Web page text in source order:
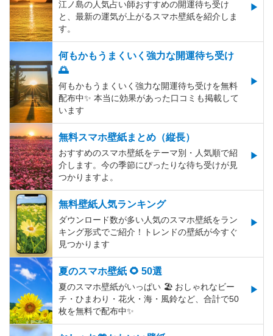
江ノ島の人気占い師おすすめの開運待ち受け
と、最新の運気が上がるスマホ壁紙を紹介しま
す。
何もかもうまくいく強力な開運待ち受け
🌅
何もかもうまくいく強力な開運待ち受けを無料
配布中✨️ 本当に効果があった口コミも掲載して
います
無料スマホ壁紙まとめ（縦長）
おすすめのスマホ壁紙をテーマ別・人気順で紹
介します。今の季節にぴったりな待ち受けが見
つかりますよ。
無料壁紙人気ランキング
ダウンロード数が多い人気のスマホ壁紙をラン
キング形式でご紹介！トレンドの壁紙が今すぐ
見つかります
夏のスマホ壁紙 🌻 50選
夏のスマホ壁紙がいっぱい 🏖 おしゃれなビー
チ・ひまわり・花火・海・風鈴など、合計で50
枚を無料で配布中✨